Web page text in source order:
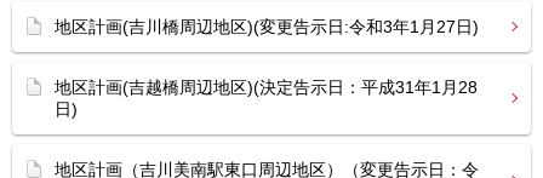
地区計画(吉川橋周辺地区)(変更告示日:令和3年1月27日)
地区計画(吉越橋周辺地区)(決定告示日：平成31年1月28
日)
地区計画（吉川美南駅東口周辺地区）（変更告示日：令